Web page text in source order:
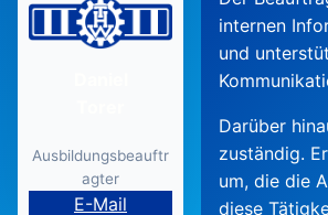
Ausbildungsbeauftr
agter
E-Mail
internen
und
Darüber
zuständig.
um, die die
diese